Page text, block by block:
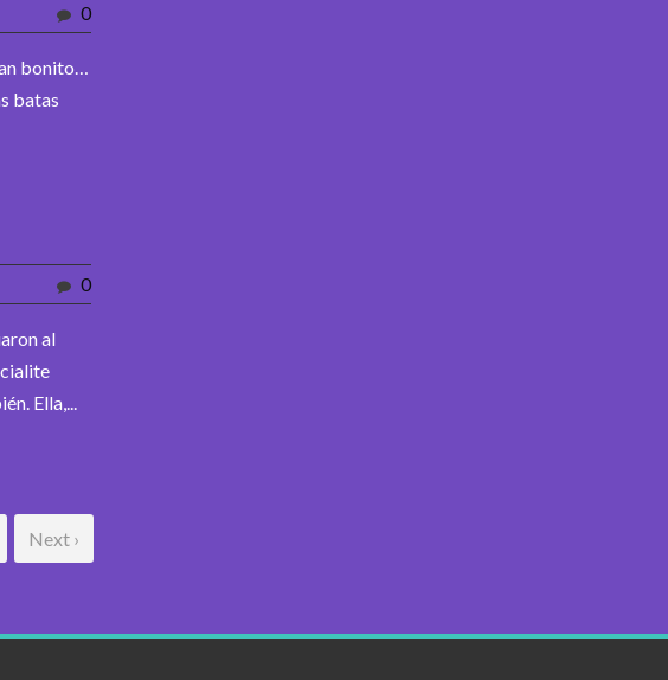
0
bonito…
batas
0
al
Ella,...
Next ›